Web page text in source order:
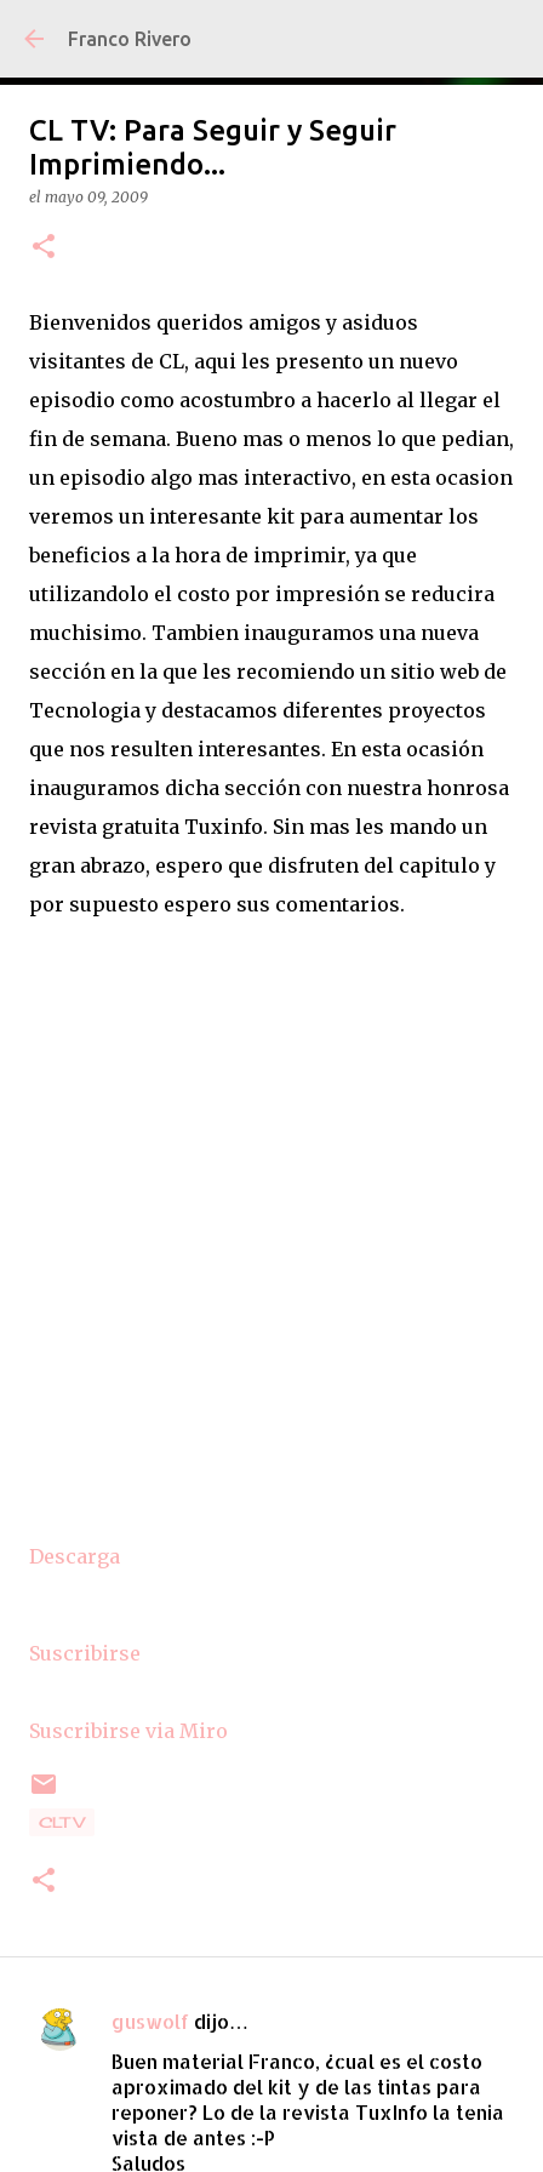
Franco Rivero
CL TV: Para Seguir y Seguir
Imprimiendo...
el mayo 09, 2009
Bienvenidos queridos amigos y asiduos
visitantes de CL, aqui les presento un nuevo
episodio como acostumbro a hacerlo al llegar el
fin de semana. Bueno mas o menos lo que pedian,
un episodio algo mas interactivo, en esta ocasion
veremos un interesante kit para aumentar los
beneficios a la hora de imprimir, ya que
utilizandolo el costo por impresión se reducira
muchisimo. Tambien inauguramos una nueva
sección en la que les recomiendo un sitio web de
Tecnologia y destacamos diferentes proyectos
que nos resulten interesantes. En esta ocasión
inauguramos dicha sección con nuestra honrosa
revista gratuita Tuxinfo. Sin mas les mando un
gran abrazo, espero que disfruten del capitulo y
por supuesto espero sus comentarios.
Descarga
Suscribirse
Suscribirse via Miro
CLTV
C
guswolf dijo…
Buen material Franco, ¿cual es el costo
aproximado del kit y de las tintas para
reponer? Lo de la revista TuxInfo la tenia
vista de antes :-P
Saludos